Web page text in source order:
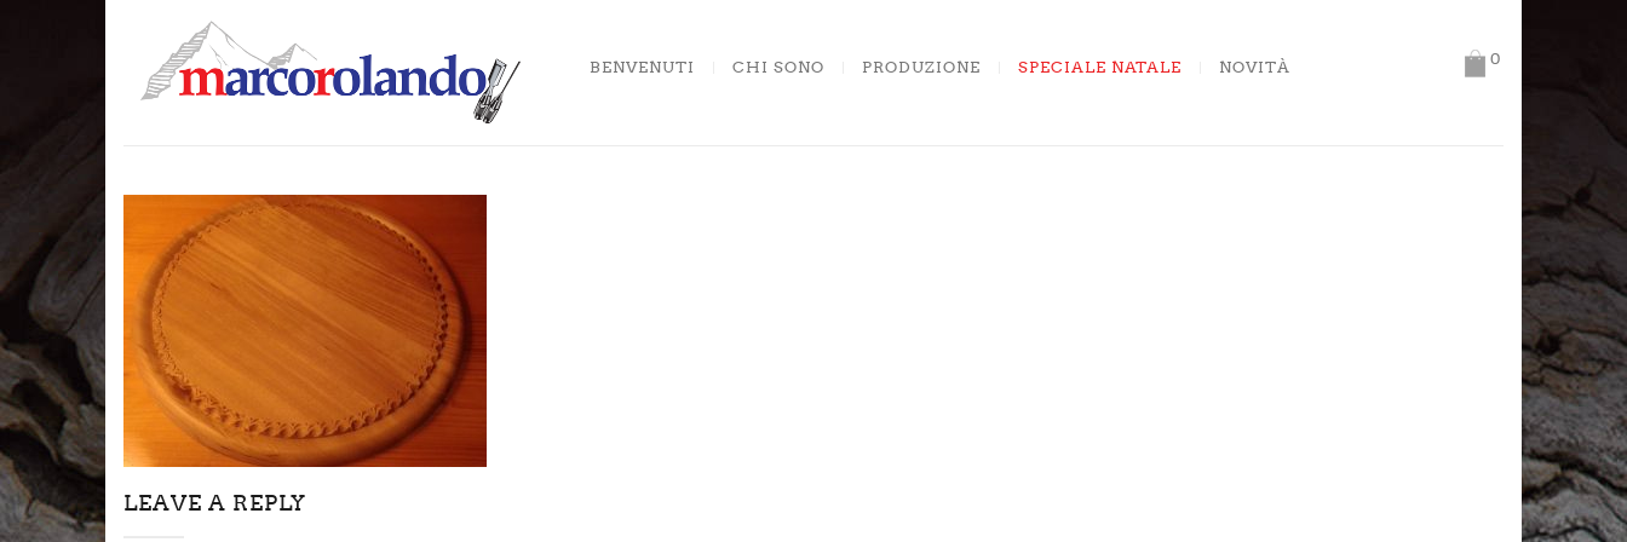
BENVENUTI CHI SONO PRODUZIONE SPECIALE NATALE NOVITÀ 0
LEAVE A REPLY